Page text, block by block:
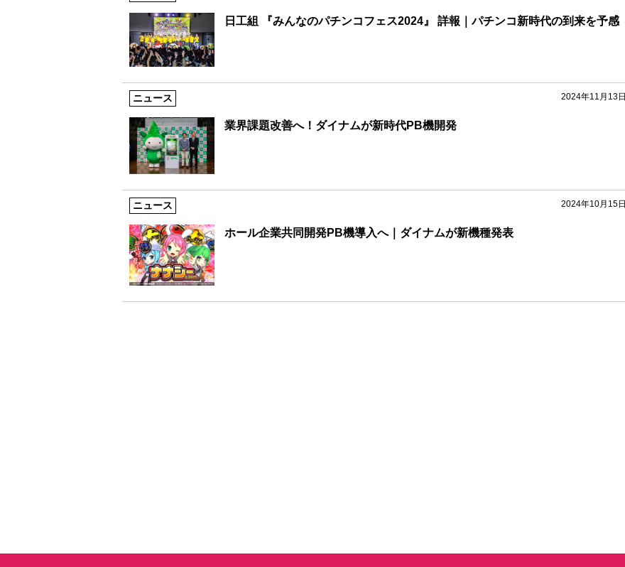
日工組 『みんなのパチンコフェス2024』 詳報｜パチンコ新時代の到来を予感
2024年11月13日
ニュース
業界課題改善へ！ダイナムが新時代PB機開発
2024年10月15日
ニュース
ホール企業共同開発PB機導入へ｜ダイナムが新機種発表